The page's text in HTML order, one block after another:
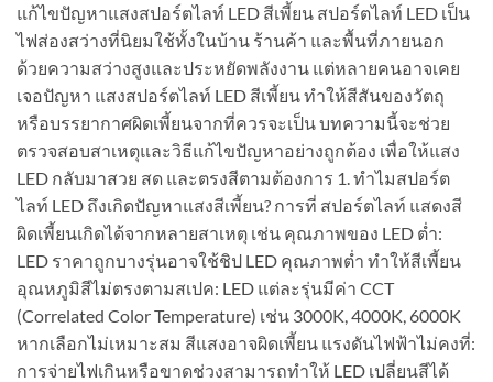
แก้ไขปัญหาแสงสปอร์ตไลท์ LED สีเพี้ยน สปอร์ตไลท์ LED เป็น
ไฟส่องสว่างที่นิยมใช้ทั้งในบ้าน ร้านค้า และพื้นที่ภายนอก
ด้วยความสว่างสูงและประหยัดพลังงาน แต่หลายคนอาจเคย
เจอปัญหา แสงสปอร์ตไลท์ LED สีเพี้ยน ทำให้สีสันของวัตถุ
หรือบรรยากาศผิดเพี้ยนจากที่ควรจะเป็น บทความนี้จะช่วย
ตรวจสอบสาเหตุและวิธีแก้ไขปัญหาอย่างถูกต้อง เพื่อให้แสง
LED กลับมาสวย สด และตรงสีตามต้องการ 1. ทำไมสปอร์ต
ไลท์ LED ถึงเกิดปัญหาแสงสีเพี้ยน? การที่ สปอร์ตไลท์ แสดงสี
ผิดเพี้ยนเกิดได้จากหลายสาเหตุ เช่น คุณภาพของ LED ต่ำ:
LED ราคาถูกบางรุ่นอาจใช้ชิป LED คุณภาพต่ำ ทำให้สีเพี้ยน
อุณหภูมิสีไม่ตรงตามสเปค: LED แต่ละรุ่นมีค่า CCT
(Correlated Color Temperature) เช่น 3000K, 4000K, 6000K
หากเลือกไม่เหมาะสม สีแสงอาจผิดเพี้ยน แรงดันไฟฟ้าไม่คงที่:
การจ่ายไฟเกินหรือขาดช่วงสามารถทำให้ LED เปลี่ยนสีได้